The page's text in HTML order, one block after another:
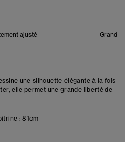
ajusté Grand
une silhouette élégante à la fois
elle permet une grande liberté de
: 81cm